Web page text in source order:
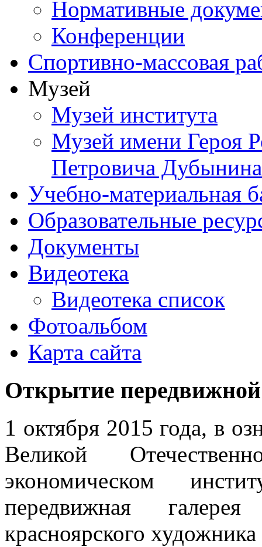
Нормативные
Конференции
Спортивно-массовая
Музей
Музей института
Музей имени Героя
Петровича Дубынина
Учебно-материальная
Образовательные
Документы
Видеотека
Видеотека список
Фотоальбом
Карта сайта
Открытие
1 октября 2015 года, в
Великой
экономическом
передвижная
красноярского